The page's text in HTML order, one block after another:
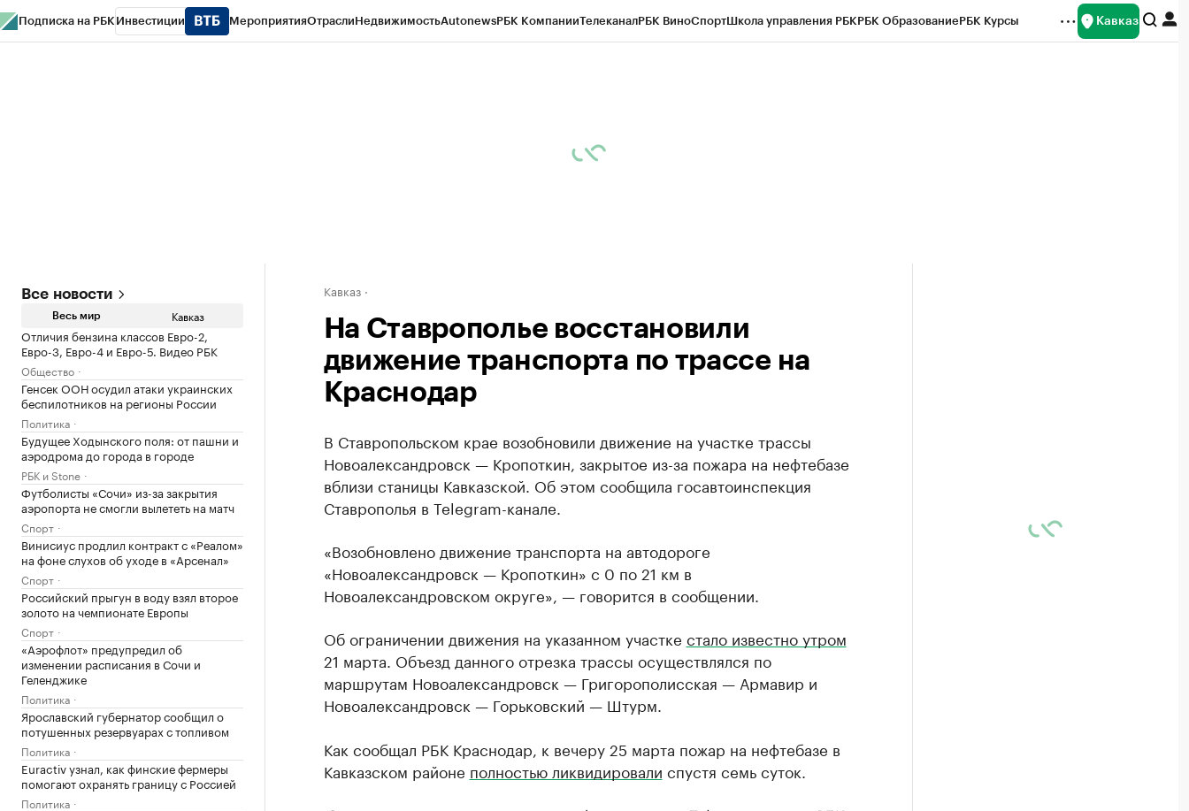
Подписка на РБК Инвестиции МероприятияОтраслиНедвижимостьAutonewsРБК КомпанииТелеканалРБК ВиноСпортШкола управления РБКРБК ОбразованиеРБК Курсы Кавказ
Все новости
Весь мир Кавказ
Отличия бензина классов Евро-2,
Евро-3, Евро-4 и Евро-5. Видео РБК
Общество
Генсек ООН осудил атаки украинских
беспилотников на регионы России
Политика
Будущее Ходынского поля: от пашни и
аэродрома до города в городе
РБК и Stone
Футболисты «Сочи» из-за закрытия
аэропорта не смогли вылететь на матч
Спорт
Винисиус продлил контракт с «Реалом»
на фоне слухов об уходе в «Арсенал»
Спорт
Российский прыгун в воду взял второе
золото на чемпионате Европы
Спорт
«Аэрофлот» предупредил об
изменении расписания в Сочи и
Геленджике
Политика
Ярославский губернатор сообщил о
потушенных резервуарах с топливом
Политика
Euractiv узнал, как финские фермеры
помогают охранять границу с Россией
Политика
Кавказ
На Ставрополье восстановили
движение транспорта по трассе на
Краснодар
В Ставропольском крае возобновили движение на участке трассы
Новоалександровск — Кропоткин, закрытое из-за пожара на нефтебазе
вблизи станицы Кавказской. Об этом сообщила госавтоинспекция
Ставрополья в Telegram-канале.
«Возобновлено движение транспорта на автодороге
«Новоалександровск — Кропоткин» с 0 по 21 км в
Новоалександровском округе», — говорится в сообщении.
Об ограничении движения на указанном участке стало известно утром
21 марта. Объезд данного отрезка трассы осуществлялся по
маршрутам Новоалександровск — Григорополисская — Армавир и
Новоалександровск — Горьковский — Штурм.
Как сообщал РБК Краснодар, к вечеру 25 марта пожар на нефтебазе в
Кавказском районе полностью ликвидировали спустя семь суток.